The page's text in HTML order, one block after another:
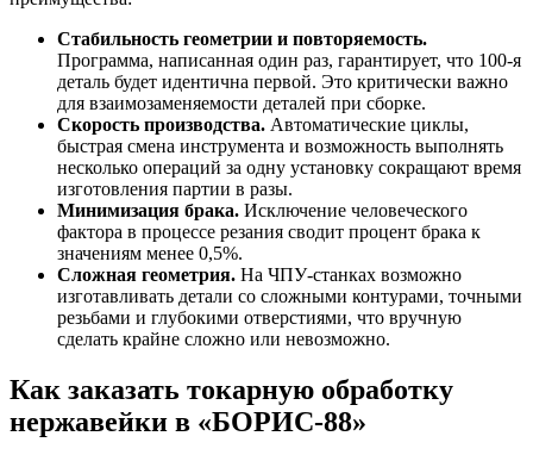
Стабильность геометрии и повторяемость.
Программа, написанная один раз, гарантирует, что 100-я
деталь будет идентична первой. Это критически важно
для взаимозаменяемости деталей при сборке.
Скорость производства. Автоматические циклы,
быстрая смена инструмента и возможность выполнять
несколько операций за одну установку сокращают время
изготовления партии в разы.
Минимизация брака. Исключение человеческого
фактора в процессе резания сводит процент брака к
значениям менее 0,5%.
Сложная геометрия. На ЧПУ-станках возможно
изготавливать детали со сложными контурами, точными
резьбами и глубокими отверстиями, что вручную
сделать крайне сложно или невозможно.
Как заказать токарную обработку
нержавейки в «БОРИС-88»